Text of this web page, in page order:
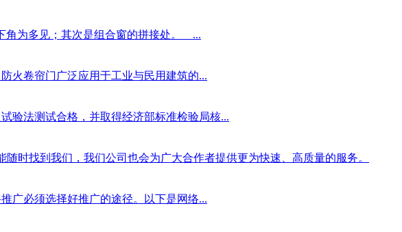
角为多见；其次是组合窗的拼接处。 ...
火卷帘门广泛应用于工业与民用建筑的...
验法测试合格，并取得经济部标准检验局核...
时找到我们，我们公司也会为广大合作者提供更为快速、高质量的服务。
广必须选择好推广的途径。以下是网络...